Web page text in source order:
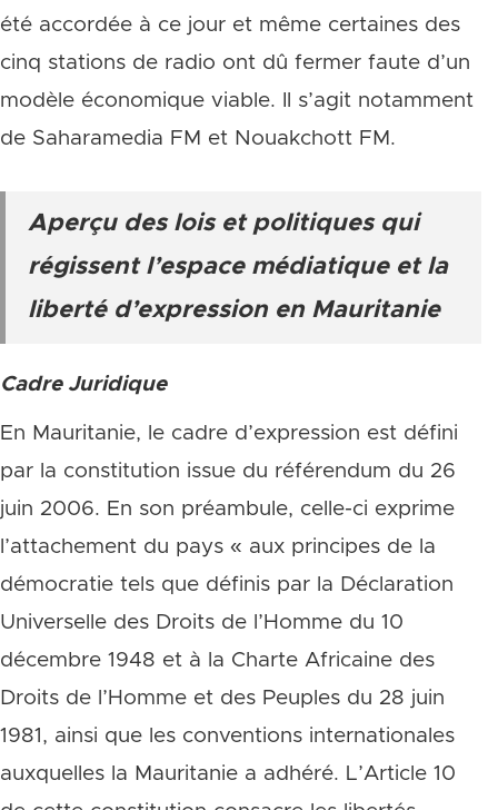
été accordée à ce jour et même certaines des
cinq stations de radio ont dû fermer faute d’un
modèle économique viable. Il s’agit notamment
de Saharamedia FM et Nouakchott FM.
Aperçu des lois et politiques qui
régissent l’espace médiatique et la
liberté d’expression en Mauritanie
Cadre Juridique
En Mauritanie, le cadre d’expression est défini
par la constitution issue du référendum du 26
juin 2006. En son préambule, celle-ci exprime
l’attachement du pays « aux principes de la
démocratie tels que définis par la Déclaration
Universelle des Droits de l’Homme du 10
décembre 1948 et à la Charte Africaine des
Droits de l’Homme et des Peuples du 28 juin
1981, ainsi que les conventions internationales
auxquelles la Mauritanie a adhéré. L’Article 10